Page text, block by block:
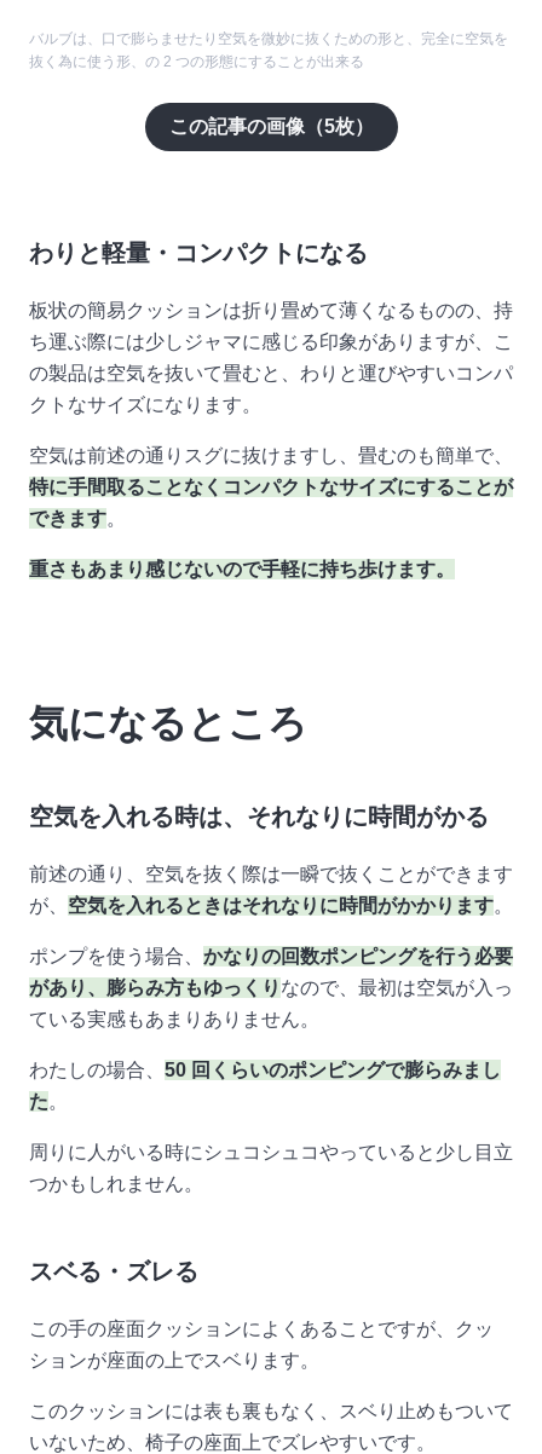
バルブは、口で膨らませたり空気を微妙に抜くための形と、完全に空気を
抜く為に使う形、の 2 つの形態にすることが出来る
この記事の画像（5枚）
わりと軽量・コンパクトになる
板状の簡易クッションは折り畳めて薄くなるものの、持
ち運ぶ際には少しジャマに感じる印象がありますが、こ
の製品は空気を抜いて畳むと、わりと運びやすいコンパ
クトなサイズになります。
空気は前述の通りスグに抜けますし、畳むのも簡単で、
特に手間取ることなくコンパクトなサイズにすることが
できます。
重さもあまり感じないので手軽に持ち歩けます。
気になるところ
空気を入れる時は、それなりに時間がかる
前述の通り、空気を抜く際は一瞬で抜くことができます
が、 空気を入れるときはそれなりに時間がかかります。
ポンプを使う場合、 かなりの回数ポンピングを行う必要
があり、膨らみ方もゆっくり なので、最初は空気が入っ
ている実感もあまりありません。
わたしの場合、 50 回くらいのポンピングで膨らみまし
た。
周りに人がいる時にシュコシュコやっていると少し目立
つかもしれません。
スベる・ズレる
この手の座面クッションによくあることですが、クッ
ションが座面の上でスベります。
このクッションには表も裏もなく、スベり止めもついて
いないため、椅子の座面上でズレやすいです。